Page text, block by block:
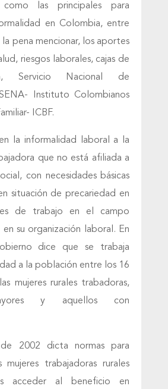
como las principales para
en Colombia, entre
la pena mencionar, los aportes
riesgos laborales, cajas de
Servicio Nacional de
Instituto Colombianos
ICBF.
la informalidad laboral a la
que no está afiliada a
con necesidades básicas
situación de precariedad en
de trabajo en el campo
su organización laboral. En
dice que se trabaja
a la población entre los 16
mujeres rurales trabadoras,
y aquellos con
2002 dicta normas para
mujeres trabajadoras rurales
acceder al beneficio en